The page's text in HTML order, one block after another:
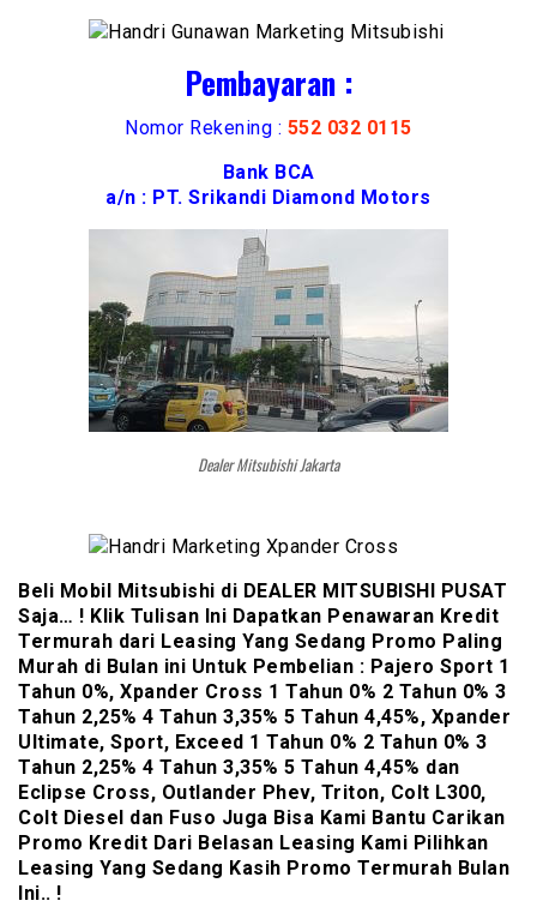
Pembayaran :
Nomor Rekening : 552 032 0115
Bank BCA
a/n : PT. Srikandi Diamond Motors
Dealer Mitsubishi Jakarta
Beli Mobil Mitsubishi di DEALER MITSUBISHI PUSAT
Saja… ! Klik Tulisan Ini Dapatkan Penawaran Kredit
Termurah dari Leasing Yang Sedang Promo Paling
Murah di Bulan ini Untuk Pembelian : Pajero Sport 1
Tahun 0%, Xpander Cross 1 Tahun 0% 2 Tahun 0% 3
Tahun 2,25% 4 Tahun 3,35% 5 Tahun 4,45%, Xpander
Ultimate, Sport, Exceed 1 Tahun 0% 2 Tahun 0% 3
Tahun 2,25% 4 Tahun 3,35% 5 Tahun 4,45% dan
Eclipse Cross, Outlander Phev, Triton, Colt L300,
Colt Diesel dan Fuso Juga Bisa Kami Bantu Carikan
Promo Kredit Dari Belasan Leasing Kami Pilihkan
Leasing Yang Sedang Kasih Promo Termurah Bulan
Ini.. !